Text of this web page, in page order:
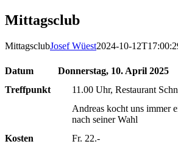
Mittagsclub
MittagsclubJosef Wüest2024-10-
Datum
Donnerstag, 10. April 2025
Treffpunkt
11.00 Uhr, Restaurant
Andreas kocht uns immer
nach seiner Wahl
Kosten
Fr. 22.-